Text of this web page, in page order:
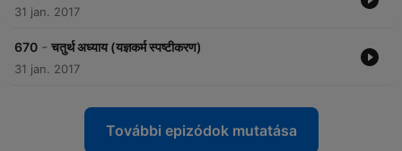
31 jan. 2017
670 - चतुर्थ अध्याय (यज्ञकर्म स्पष्टीकरण)
31 jan. 2017
További epizódok mutatása